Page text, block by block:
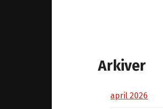
Arkiver
april 2026